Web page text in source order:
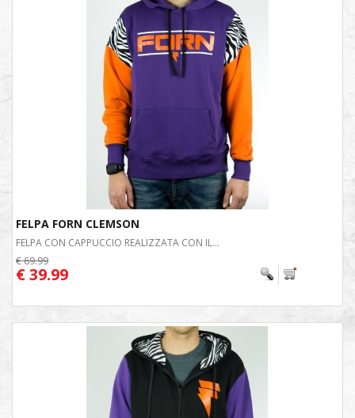
FELPA FORN CLEMSON
FELPA CON CAPPUCCIO REALIZZATA CON IL...
€ 69.99
€ 39.99